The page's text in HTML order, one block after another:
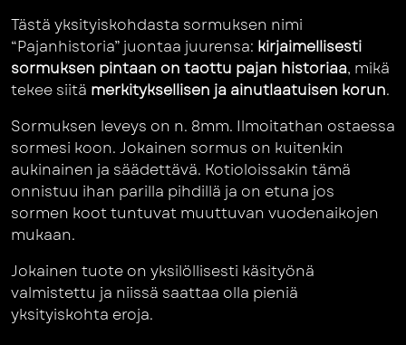
Tästä yksityiskohdasta sormuksen nimi
“Pajanhistoria” juontaa juurensa: kirjaimellisesti
sormuksen pintaan on taottu pajan historiaa, mikä
tekee siitä merkityksellisen ja ainutlaatuisen korun.
Sormuksen leveys on n. 8mm. Ilmoitathan ostaessa
sormesi koon. Jokainen sormus on kuitenkin
aukinainen ja säädettävä. Kotioloissakin tämä
onnistuu ihan parilla pihdillä ja on etuna jos
sormen koot tuntuvat muuttuvan vuodenaikojen
mukaan.
Jokainen tuote on yksilöllisesti käsityönä
valmistettu ja niissä saattaa olla pieniä
yksityiskohta eroja.